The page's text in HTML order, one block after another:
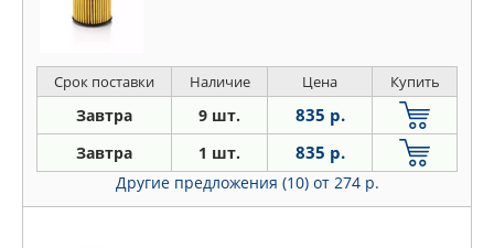
Срок поставки Наличие Цена Купить
Завтра 9 шт. 835 р.
Завтра 1 шт. 835 р.
Другие предложения (10) от 274 р.